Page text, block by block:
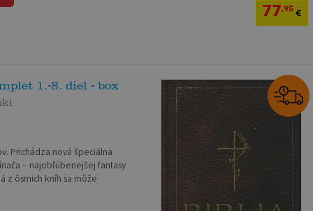
77,95€
1.-8. diel - box
Prichádza nová špeciálna
– najobľúbenejšej fantasy
z ôsmich kníh sa môže